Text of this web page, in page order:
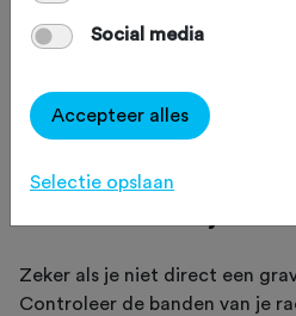
tips om goed
Zeker als je niet direct een
Controleer de banden van je
Social media
Accepteer alles
Selectie opslaan